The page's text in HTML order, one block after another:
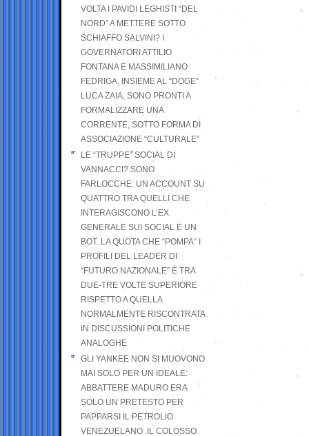
VOLTA I PAVIDI LEGHISTI “DEL
NORD” A METTERE SOTTO
SCHIAFFO SALVINI? I
GOVERNATORI ATTILIO
FONTANA E MASSIMILIANO
FEDRIGA, INSIEME AL “DOGE”
LUCA ZAIA, SONO PRONTI A
FORMALIZZARE UNA
CORRENTE, SOTTO FORMA DI
ASSOCIAZIONE “CULTURALE”
LE “TRUPPE” SOCIAL DI
VANNACCI? SONO
FARLOCCHE: UN ACCOUNT SU
QUATTRO TRA QUELLI CHE
INTERAGISCONO L’EX
GENERALE SUI SOCIAL È UN
BOT. LA QUOTA CHE “POMPA” I
PROFILI DEL LEADER DI
“FUTURO NAZIONALE” È TRA
DUE-TRE VOLTE SUPERIORE
RISPETTO A QUELLA
NORMALMENTE RISCONTRATA
IN DISCUSSIONI POLITICHE
ANALOGHE
GLI YANKEE NON SI MUOVONO
MAI SOLO PER UN IDEALE:
ABBATTERE MADURO ERA
SOLO UN PRETESTO PER
PAPPARSI IL PETROLIO
VENEZUELANO .IL COLOSSO